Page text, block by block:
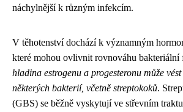
náchylnější k různým infekcím.
V těhotenství dochází k významným
které mohou ovlivnit rovnováhu bakteriální
hladina estrogenu a progesteronu může
některých bakterií, včetně streptokoků.
(GBS) se běžně vyskytují ve střevním